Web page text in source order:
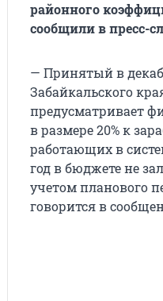
районного
сообщили в пресс-
— Принятый в
Забайкальского
предусматривает
в размере 20% к
работающих в
год в бюджете не
учетом планового
говорится в